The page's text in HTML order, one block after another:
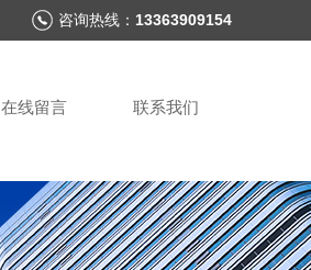
咨询热线： 13363909154
在线留言 联系我们